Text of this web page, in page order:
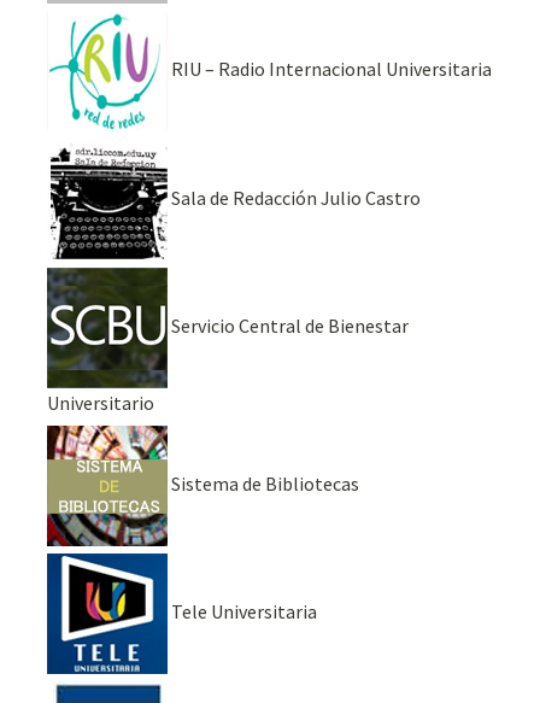
RIU – Radio Internacional Universitaria
Sala de Redacción Julio Castro
Servicio Central de Bienestar
Universitario
Sistema de Bibliotecas
Tele Universitaria